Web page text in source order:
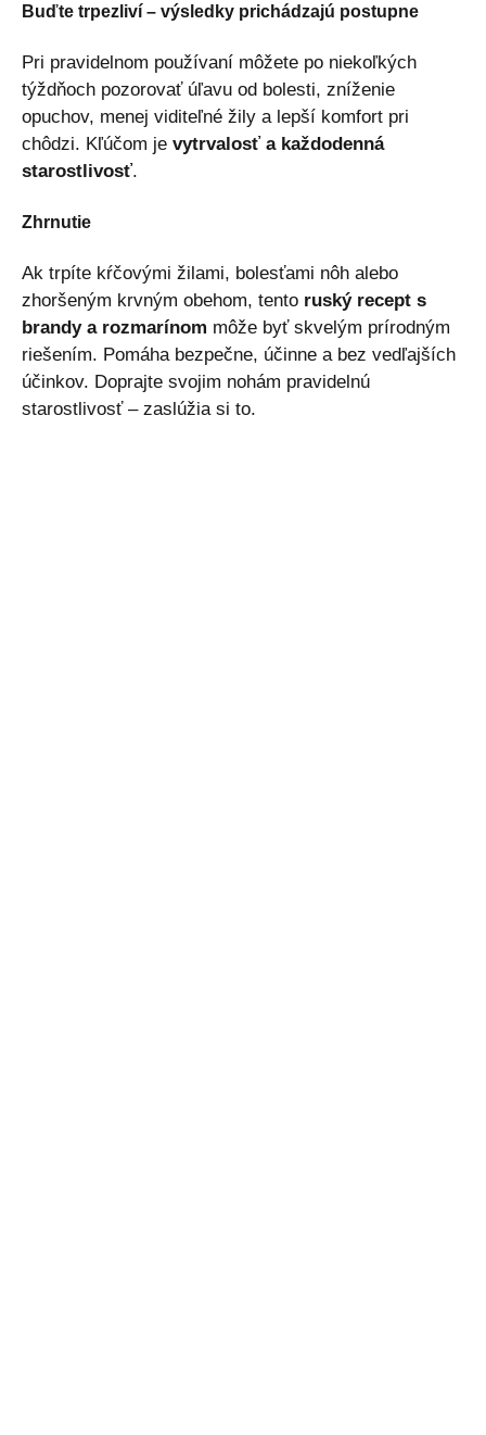
Buďte trpezliví – výsledky prichádzajú postupne
Pri pravidelnom používaní môžete po niekoľkých
týždňoch pozorovať úľavu od bolesti, zníženie
opuchov, menej viditeľné žily a lepší komfort pri
chôdzi. Kľúčom je vytrvalosť a každodenná
starostlivosť.
Zhrnutie
Ak trpíte kŕčovými žilami, bolesťami nôh alebo
zhoršeným krvným obehom, tento ruský recept s
brandy a rozmarínom môže byť skvelým prírodným
riešením. Pomáha bezpečne, účinne a bez vedľajších
účinkov. Doprajte svojim nohám pravidelnú
starostlivosť – zaslúžia si to.